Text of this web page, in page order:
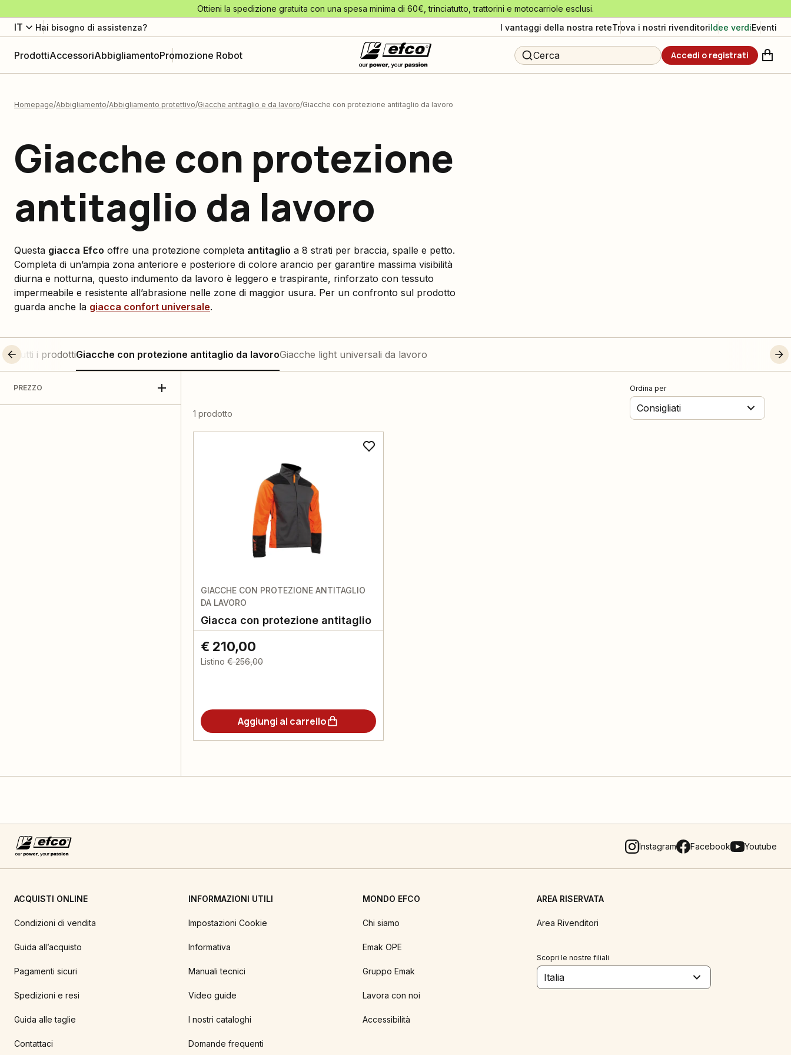
Ottieni la spedizione gratuita con una spesa minima di 60€, trinciatutto, trattorini e motocarriole esclusi.
IT Hai bisogno di assistenza? I vantaggi della nostra reteTrova i nostri rivenditoriIdee verdiEventi
ProdottiAccessoriAbbigliamentoPromozione Robot Cerca Accedi o registrati
Homepage Abbigliamento Abbigliamento protettivo Giacche antitaglio e da lavoro Giacche con protezione antitaglio da lavoro
Giacche con protezione
antitaglio da lavoro
Questa giacca Efco offre una protezione completa antitaglio a 8 strati per braccia, spalle e petto.
Completa di un’ampia zona anteriore e posteriore di colore arancio per garantire massima visibilità
diurna e notturna, questo indumento da lavoro è leggero e traspirante, rinforzato con tessuto
impermeabile e resistente all’abrasione nelle zone di maggior usura. Per un confronto sul prodotto
guarda anche la giacca confort universale.
Tutti i prodottiGiacche con protezione antitaglio da lavoroGiacche light universali da lavoro
PREZZO
1 prodotto
Ordina per
Consigliati
GIACCHE CON PROTEZIONE ANTITAGLIO
DA LAVORO
Giacca con protezione antitaglio
€ 210,00
Listino € 256,00
Aggiungi al carrello
Instagram Facebook Youtube
ACQUISTI ONLINE
Condizioni di vendita
Guida all’acquisto
Pagamenti sicuri
Spedizioni e resi
Guida alle taglie
Contattaci
INFORMAZIONI UTILI
Impostazioni Cookie
Informativa
Manuali tecnici
Video guide
I nostri cataloghi
Domande frequenti
MONDO EFCO
Chi siamo
Emak OPE
Gruppo Emak
Lavora con noi
Accessibilità
AREA RISERVATA
Area Rivenditori
Scopri le nostre filiali
Italia